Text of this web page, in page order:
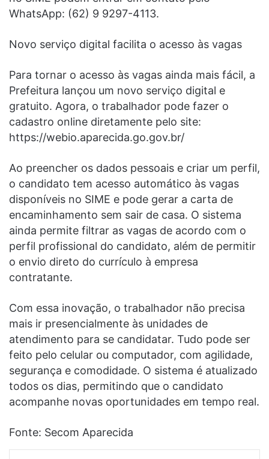
WhatsApp: (62) 9 9297-4113.
Novo serviço digital facilita o acesso às vagas
Para tornar o acesso às vagas ainda mais fácil, a
Prefeitura lançou um novo serviço digital e
gratuito. Agora, o trabalhador pode fazer o
cadastro online diretamente pelo site:
https://webio.aparecida.go.gov.br/
Ao preencher os dados pessoais e criar um perfil,
o candidato tem acesso automático às vagas
disponíveis no SIME e pode gerar a carta de
encaminhamento sem sair de casa. O sistema
ainda permite filtrar as vagas de acordo com o
perfil profissional do candidato, além de permitir
o envio direto do currículo à empresa
contratante.
Com essa inovação, o trabalhador não precisa
mais ir presencialmente às unidades de
atendimento para se candidatar. Tudo pode ser
feito pelo celular ou computador, com agilidade,
segurança e comodidade. O sistema é atualizado
todos os dias, permitindo que o candidato
acompanhe novas oportunidades em tempo real.
Fonte: Secom Aparecida